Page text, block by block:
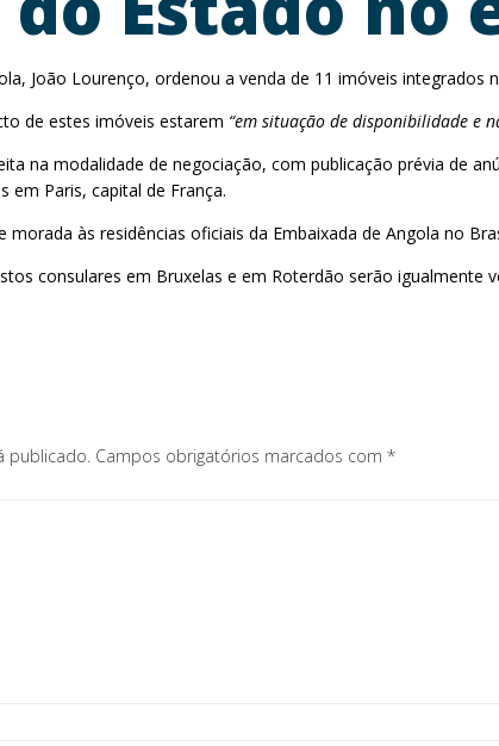
João Lourenço, ordenou a venda de 11 imóveis
de estes imóveis estarem “em situação de disponibilidade e
na modalidade de negociação, com publicação prévia de
em Paris, capital de França.
morada às residências oficiais da Embaixada de Angola no
consulares em Bruxelas e em Roterdão serão igualmente
publicado. Campos obrigatórios marcados com *